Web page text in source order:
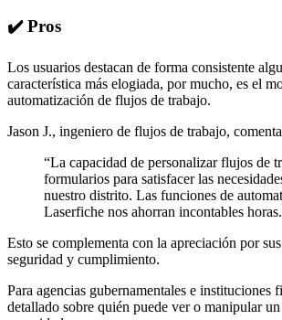
✔️ Pros
Los usuarios destacan de forma consistente
característica más elogiada, por mucho, es el
automatización de flujos de trabajo.
Jason J., ingeniero de flujos de trabajo,
“La capacidad de personalizar flujos de
formularios para satisfacer las
nuestro distrito. Las funciones de
Laserfiche nos ahorran incontables
Esto se complementa con la apreciación por
seguridad y cumplimiento.
Para agencias gubernamentales e instituciones
detallado sobre quién puede ver o manipular